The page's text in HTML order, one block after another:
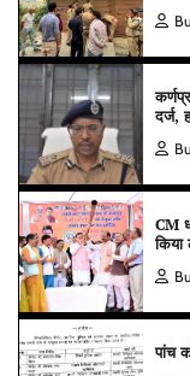
दर्ज,
CM
किया
पांच